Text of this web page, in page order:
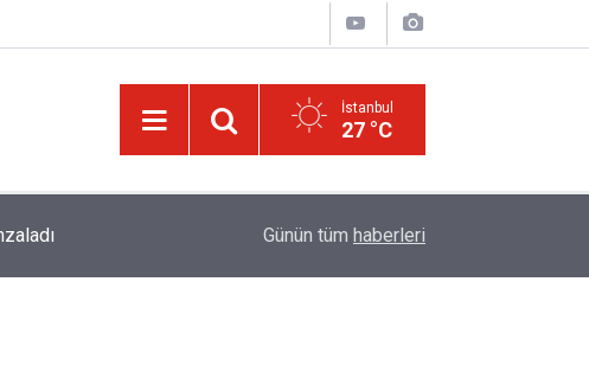
İstanbul
27 °C
Meta'ya çocuk güvenliği davasında rekor
Günün tüm haberleri